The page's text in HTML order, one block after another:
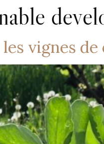
vignes de